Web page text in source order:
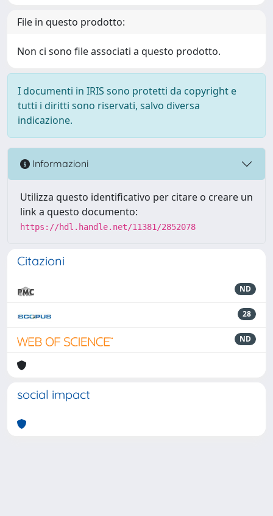
File in questo prodotto:
Non ci sono file associati a questo prodotto.
I documenti in IRIS sono protetti da copyright e
tutti i diritti sono riservati, salvo diversa
indicazione.
Informazioni
Utilizza questo identificativo per citare o creare un
link a questo documento:
https://hdl.handle.net/11381/2852078
Citazioni
ND
28
ND
social impact